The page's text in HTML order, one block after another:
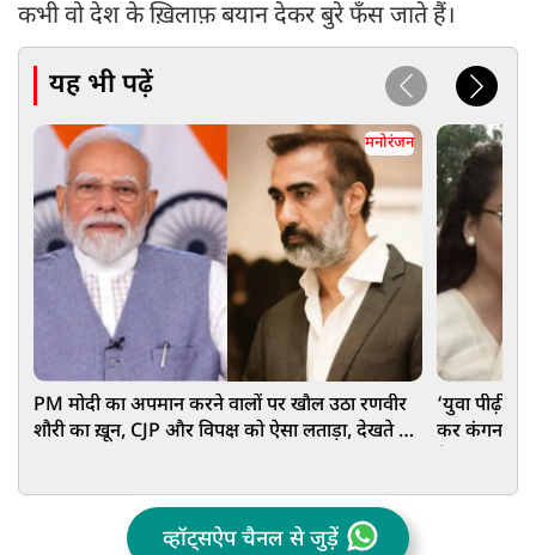
कभी वो देश के ख़िलाफ़ बयान देकर बुरे फँस जाते हैं।
यह भी पढ़ें
मनोरंजन
PM मोदी का अपमान करने वालों पर खौल उठा रणवीर
शौरी का ख़ून, CJP और विपक्ष को ऐसा लताड़ा, देखते रह
‘युवा पीढ़ी
कर कंगना पर
व्हॉट्सऐप चैनल से जुड़ें